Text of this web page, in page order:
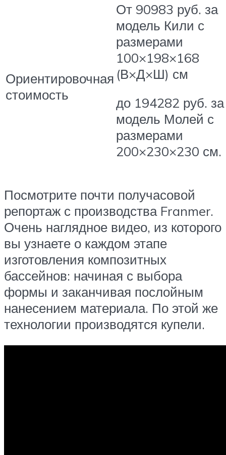
Ориентировочная
стоимость
От 90983 руб. за
модель Кили с
размерами
100×198×168
(В×Д×Ш) см
до 194282 руб. за
модель Молей с
размерами
200×230×230 см.
Посмотрите почти получасовой
репортаж с производства Franmer.
Очень наглядное видео, из которого
вы узнаете о каждом этапе
изготовления композитных
бассейнов: начиная с выбора
формы и заканчивая послойным
нанесением материала. По этой же
технологии производятся купели.